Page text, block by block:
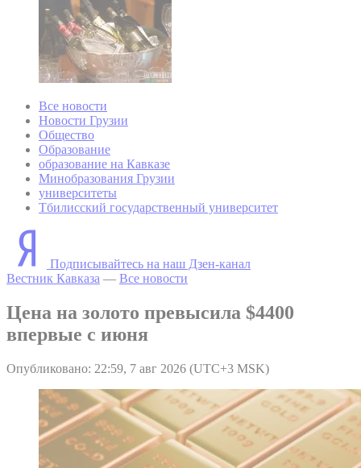
Все новости
Новости Грузии
Общество
Образование
образование на Кавказе
Минобразования Грузии
университеты
Тбилисский государственный университет
Подписывайтесь на наш Дзен-канал
Вестник Кавказа — Все новости
Цена на золото превысила $4400
впервые с июня
Опубликовано: 22:59, 7 авг 2026 (UTC+3 MSK)